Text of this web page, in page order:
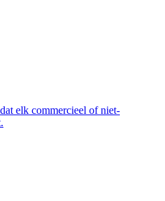
elk commercieel of niet-